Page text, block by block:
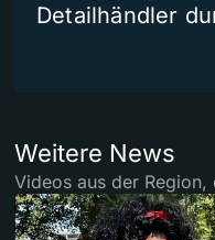
Detailhändler
Weitere News
Videos aus der